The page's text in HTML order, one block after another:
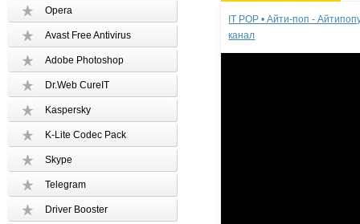
Opera
Avast Free Antivirus
Adobe Photoshop
Dr.Web CureIT
Kaspersky
K-Lite Codec Pack
Skype
Telegram
Driver Booster
IT POP • Айти-поп -
канал